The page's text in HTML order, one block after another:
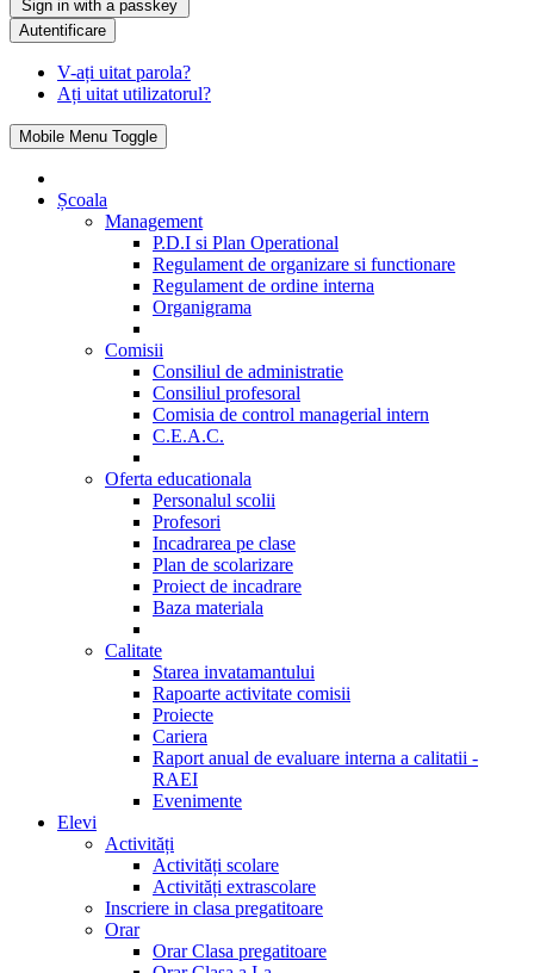
Sign in with a passkey
Autentificare
V-ați uitat parola?
Ați uitat utilizatorul?
Mobile Menu Toggle
Școala
Management
P.D.I si Plan Operational
Regulament de organizare si functionare
Regulament de ordine interna
Organigrama
Comisii
Consiliul de administratie
Consiliul profesoral
Comisia de control managerial intern
C.E.A.C.
Oferta educationala
Personalul scolii
Profesori
Incadrarea pe clase
Plan de scolarizare
Proiect de incadrare
Baza materiala
Calitate
Starea invatamantului
Rapoarte activitate comisii
Proiecte
Cariera
Raport anual de evaluare interna a calitatii -
RAEI
Evenimente
Elevi
Activități
Activități scolare
Activități extrascolare
Inscriere in clasa pregatitoare
Orar
Orar Clasa pregatitoare